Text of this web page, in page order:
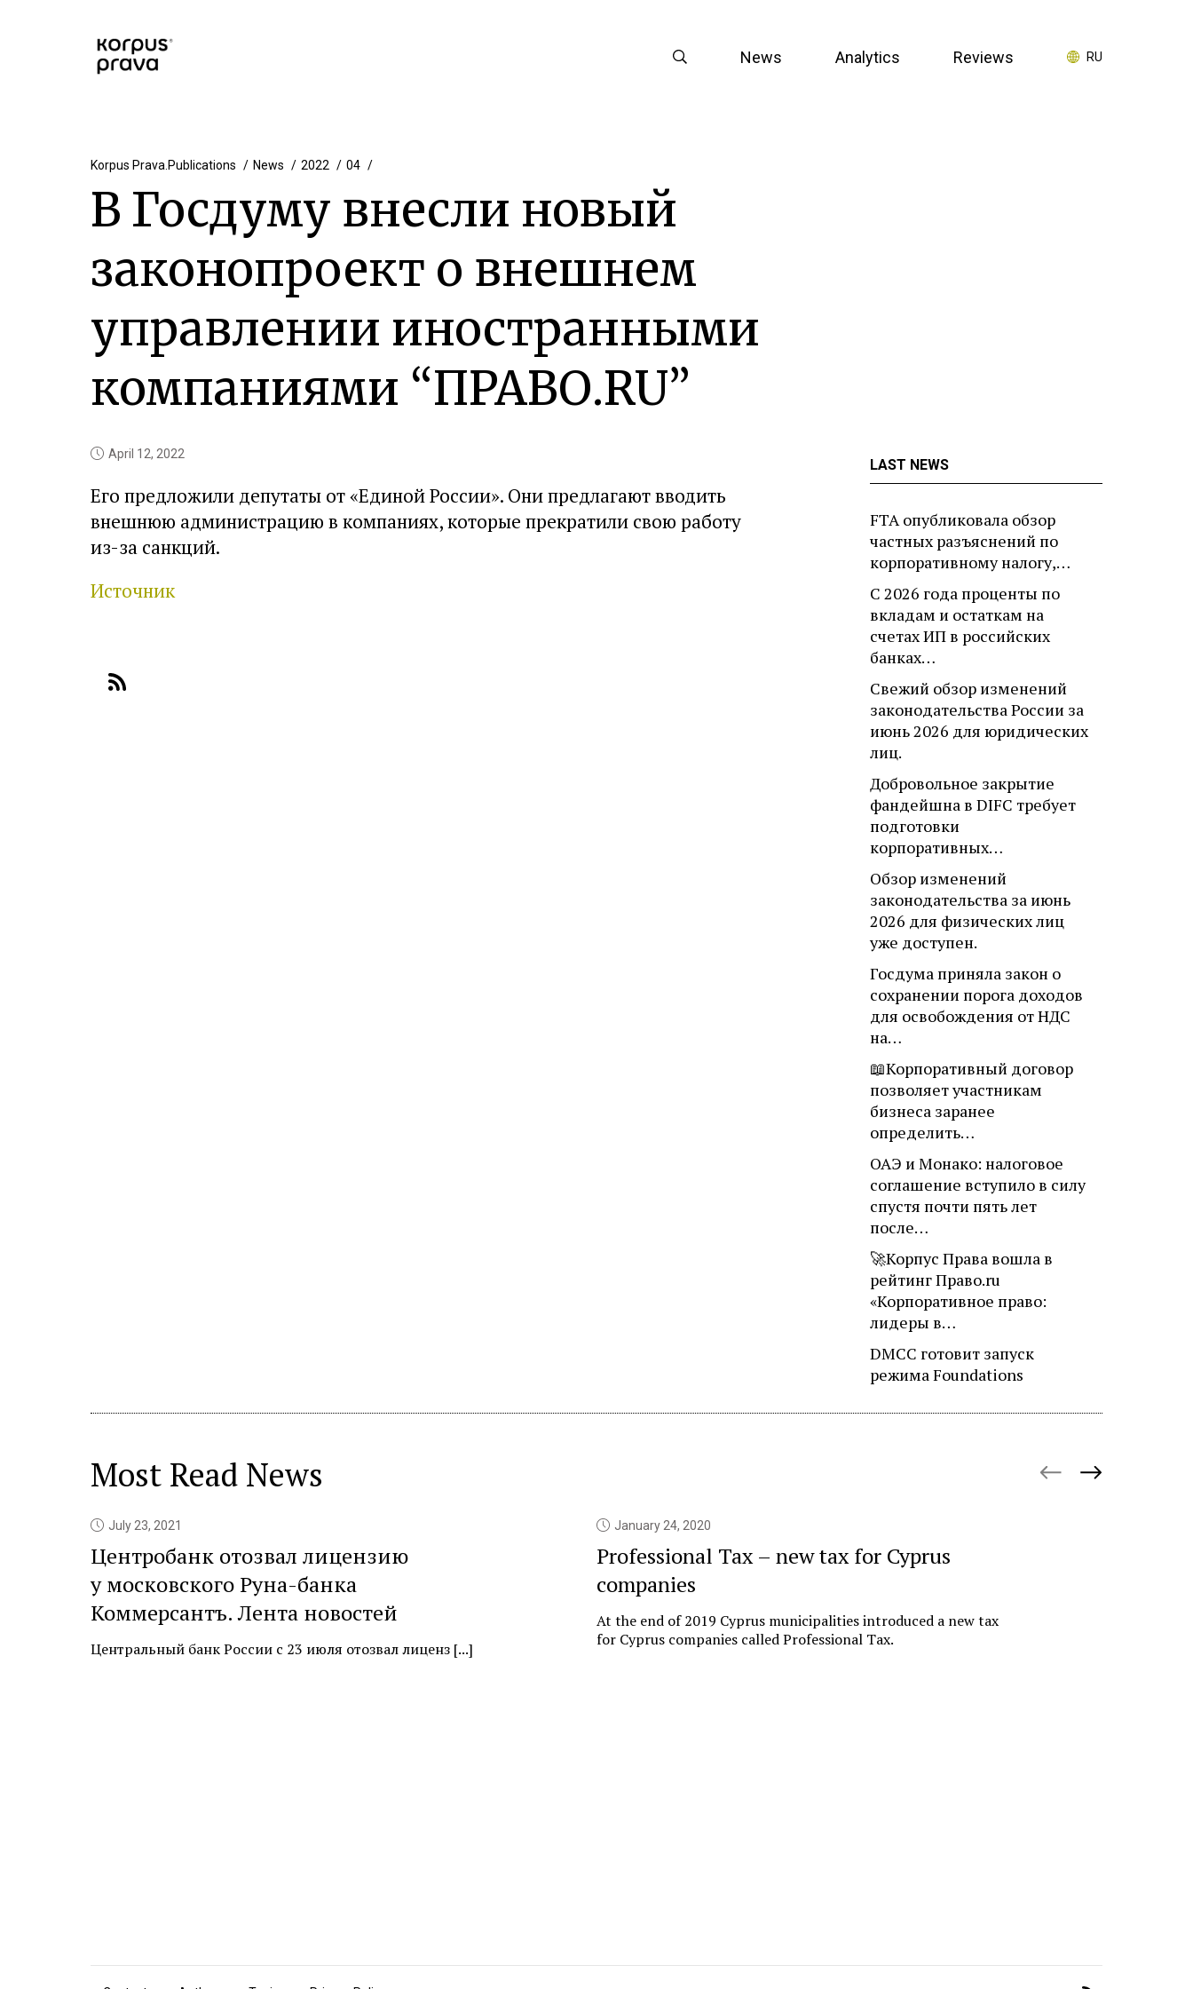
News Analytics Reviews RU
Korpus Prava.Publications News 2022 04
В Госдуму внесли новый
законопроект о внешнем
управлении иностранными
компаниями “ПРАВО.RU”
April 12, 2022
Его предложили депутаты от «Единой России». Они предлагают вводить
внешнюю администрацию в компаниях, которые прекратили свою работу
из-за санкций.
Источник
LAST NEWS
FTA опубликовала обзор
частных разъяснений по
корпоративному налогу,…
С 2026 года проценты по
вкладам и остаткам на
счетах ИП в российских
банках…
Свежий обзор изменений
законодательства России за
июнь 2026 для юридических
лиц.
Добровольное закрытие
фандейшна в DIFC требует
подготовки
корпоративных…
Обзор изменений
законодательства за июнь
2026 для физических лиц
уже доступен.
Госдума приняла закон о
сохранении порога доходов
для освобождения от НДС
на…
📖Корпоративный договор
позволяет участникам
бизнеса заранее
определить…
ОАЭ и Монако: налоговое
соглашение вступило в силу
спустя почти пять лет
после…
🚀Корпус Права вошла в
рейтинг Право.ru
«Корпоративное право:
лидеры в…
DMCC готовит запуск
режима Foundations
Most Read News
July 23, 2021
Центробанк отозвал лицензию
у московского Руна-банка
Коммерсантъ. Лента новостей
Центральный банк России с 23 июля отозвал лиценз [...]
January 24, 2020
Professional Tax – new tax for Cyprus
companies
At the end of 2019 Cyprus municipalities introduced a new tax
for Cyprus companies called Professional Tax.